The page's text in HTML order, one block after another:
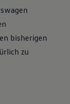
bisherigen
zu